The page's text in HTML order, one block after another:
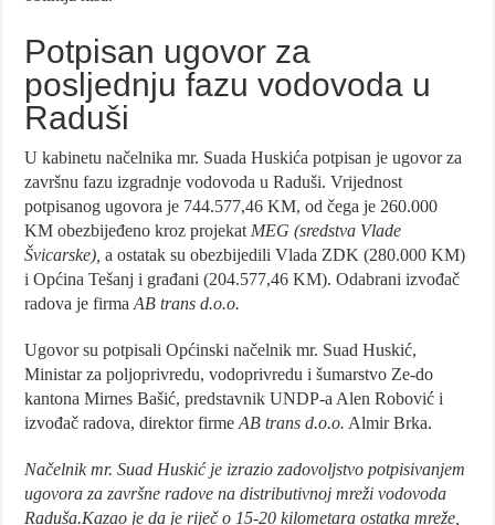
Potpisan ugovor za
posljednju fazu vodovoda u
Raduši
U kabinetu načelnika mr. Suada Huskića potpisan je ugovor za
završnu fazu izgradnje vodovoda u Raduši. Vrijednost
potpisanog ugovora je 744.577,46 KM, od čega je 260.000
KM obezbijeđeno kroz projekat MEG (sredstva Vlade
Švicarske), a ostatak su obezbijedili Vlada ZDK (280.000 KM)
i Općina Tešanj i građani (204.577,46 KM). Odabrani izvođač
radova je firmaAB trans d.o.o.
Ugovor su potpisali Općinski načelnik mr. Suad Huskić,
Ministar za poljoprivredu, vodoprivredu i šumarstvo Ze-do
kantona Mirnes Bašić, predstavnik UNDP-a Alen Robović i
izvođač radova, direktor firmeAB trans d.o.o. Almir Brka.
Načelnik mr. Suad Huskić je izrazio zadovoljstvo potpisivanjem
ugovora za završne radove na distributivnoj mreži vodovoda
Raduša.Kazao je da je riječ o 15-20 kilometara ostatka mreže,